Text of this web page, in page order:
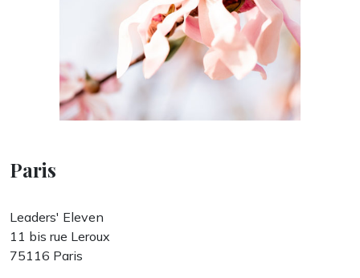
Paris
Leaders' Eleven
11 bis rue Leroux
75116 Paris